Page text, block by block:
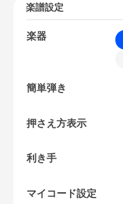
楽譜設定
楽器
簡単弾き
押さえ方表示
利き手
マイコード設定